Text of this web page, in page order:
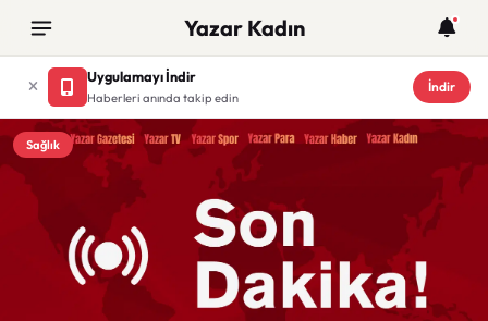
Yazar Kadın
Uygulamayı İndir
Haberleri anında takip edin
İndir
Sağlık